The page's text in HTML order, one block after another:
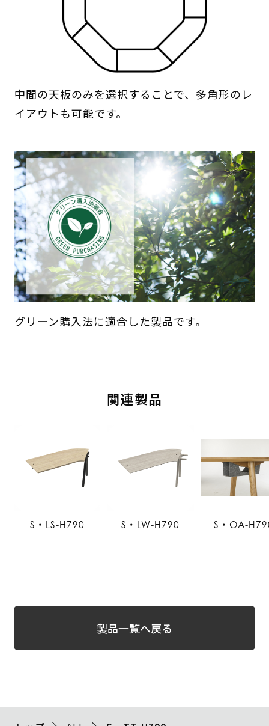
中間の天板のみを選択することで、多角形のレ
イアウトも可能です。
グリーン購入法に適合した製品です。
関連製品
S・LS-H790 S・LW-H790 S・OA-
製品一覧へ戻る